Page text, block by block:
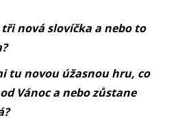
nová slovíčka a nebo to
tu novou úžasnou hru, co
Vánoc a nebo zůstane